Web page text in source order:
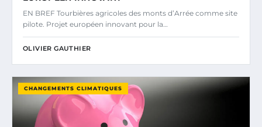
EN BREF Tourbières agricoles des monts d’Arrée comme site
pilote. Projet européen innovant pour la…
OLIVIER GAUTHIER
CHANGEMENTS CLIMATIQUES